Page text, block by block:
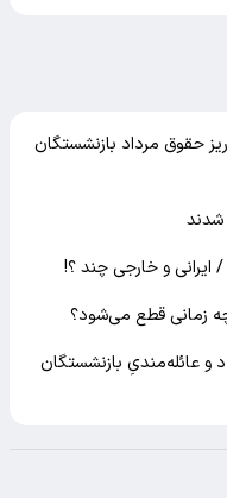
حقوق مرداد بازنشستگان
شدند
ایرانی و خارجی چند ؟!
زمانی قطع می‌شود؟
و عائله‌مندیِ بازنشستگان